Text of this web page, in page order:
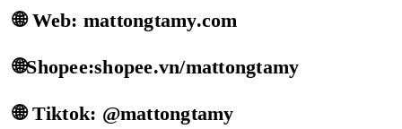
🌐 Web: mattongtamy.com
🌐Shopee:shopee.vn/mattongtamy
🌐 Tiktok: @mattongtamy